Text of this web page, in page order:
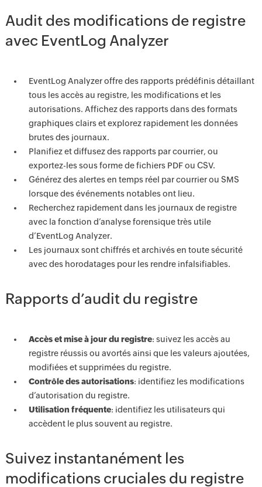
Audit des modifications de registre
avec EventLog Analyzer
EventLog Analyzer offre des rapports prédéfinis détaillant
tous les accès au registre, les modifications et les
autorisations. Affichez des rapports dans des formats
graphiques clairs et explorez rapidement les données
brutes des journaux.
Planifiez et diffusez des rapports par courrier, ou
exportez-les sous forme de fichiers PDF ou CSV.
Générez des alertes en temps réel par courrier ou SMS
lorsque des événements notables ont lieu.
Recherchez rapidement dans les journaux de registre
avec la fonction d’analyse forensique très utile
d’EventLog Analyzer.
Les journaux sont chiffrés et archivés en toute sécurité
avec des horodatages pour les rendre infalsifiables.
Rapports d’audit du registre
Accès et mise à jour du registre: suivez les accès au
registre réussis ou avortés ainsi que les valeurs ajoutées,
modifiées et supprimées du registre.
Contrôle des autorisations: identifiez les modifications
d’autorisation du registre.
Utilisation fréquente: identifiez les utilisateurs qui
accèdent le plus souvent au registre.
Suivez instantanément les
modifications cruciales du registre